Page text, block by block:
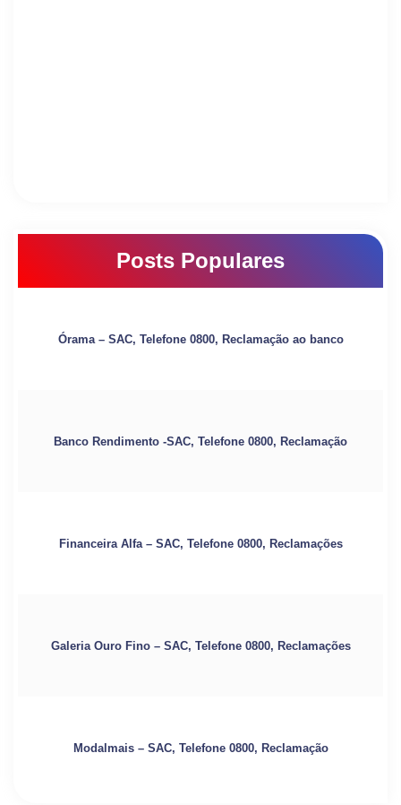
Posts Populares
Órama – SAC, Telefone 0800, Reclamação ao banco
Banco Rendimento -SAC, Telefone 0800, Reclamação
Financeira Alfa – SAC, Telefone 0800, Reclamações
Galeria Ouro Fino – SAC, Telefone 0800, Reclamações
Modalmais – SAC, Telefone 0800, Reclamação